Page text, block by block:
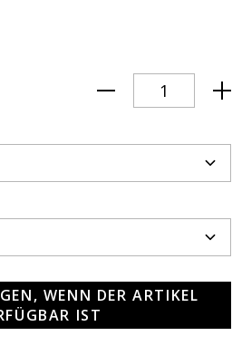
WENN DER ARTIKEL
IST